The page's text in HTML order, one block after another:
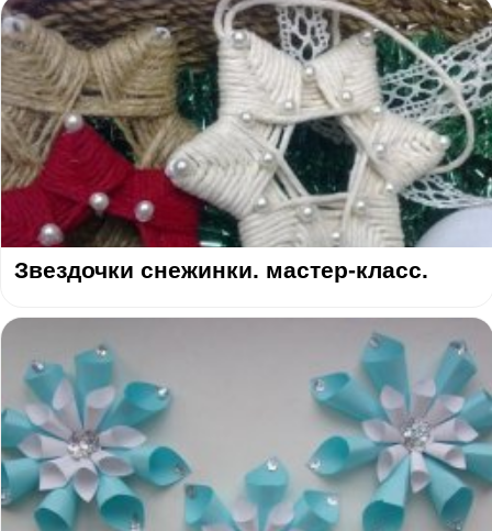
Звездочки снежинки. мастер-класс.